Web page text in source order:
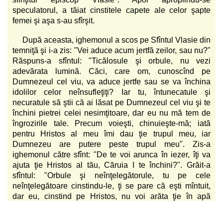
speculatorul, a tăiat cinstitele capete ale celor şapte
femei şi aşa s-au sfîrşit.
După aceasta, ighemonul a scos pe Sfîntul Vlasie din
temniţă şi i-a zis: "Vei aduce acum jertfă zeilor, sau nu?"
Răspuns-a sfîntul: "Ticălosule şi orbule, nu vezi
adevărata lumină. Căci, care om, cunoscînd pe
Dumnezeul cel viu, va aduce jertfe sau se va închina
idolilor celor neînsufleţiţi? Iar tu, întunecatule şi
necuratule să ştii că ai lăsat pe Dumnezeul cel viu şi te
închini pietrei celei nesimţitoare, dar eu nu mă tem de
îngrozirile tale. Precum voieşti, chinuieşte-mă; iată
pentru Hristos al meu îmi dau ţie trupul meu, iar
Dumnezeu are putere peste trupul meu". Zis-a
ighemonul către sfînt: "De te voi arunca în iezer, îţi va
ajuta ţie Hristos al tău, Căruia I te închini?". Grăit-a
sfîntul: "Orbule şi neînţelegătorule, tu pe cele
neînţelegătoare cinstindu-le, ţi se pare că eşti mîntuit,
dar eu, cinstind pe Hristos, nu voi arăta ţie în apă